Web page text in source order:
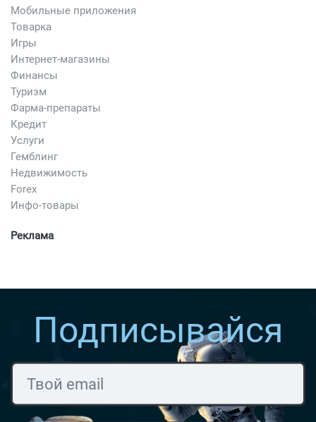
Мобильные приложения
Товарка
Игры
Интернет-магазины
Финансы
Туризм
Фарма-препараты
Кредит
Услуги
Гемблинг
Недвижимость
Forex
Инфо-товары
Реклама
Подписывайся